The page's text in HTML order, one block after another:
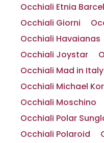
Occhiali Etnia
Occhiali Giorni
Occhiali Havaianas
Occhiali Joystar
Occhiali Mad in Italy
Occhiali Michael
Occhiali Moschino
Occhiali Polar
Occhiali Polaroid